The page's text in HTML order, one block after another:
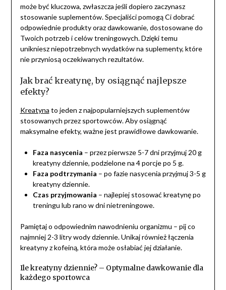
może być kluczowa, zwłaszcza jeśli dopiero zaczynasz
stosowanie suplementów. Specjaliści pomogą Ci dobrać
odpowiednie produkty oraz dawkowanie, dostosowane do
Twoich potrzeb i celów treningowych. Dzięki temu
unikniesz niepotrzebnych wydatków na suplementy, które
nie przyniosą oczekiwanych rezultatów.
Jak brać kreatynę, by osiągnąć najlepsze
efekty?
Kreatyna to jeden z najpopularniejszych suplementów
stosowanych przez sportowców. Aby osiągnąć
maksymalne efekty, ważne jest prawidłowe dawkowanie.
Faza nasycenia – przez pierwsze 5-7 dni przyjmuj 20 g
kreatyny dziennie, podzielone na 4 porcje po 5 g.
Faza podtrzymania – po fazie nasycenia przyjmuj 3-5 g
kreatyny dziennie.
Czas przyjmowania – najlepiej stosować kreatynę po
treningu lub rano w dni nietreningowe.
Pamiętaj o odpowiednim nawodnieniu organizmu – pij co
najmniej 2-3 litry wody dziennie. Unikaj również łączenia
kreatyny z kofeiną, która może osłabiać jej działanie.
Ile kreatyny dziennie? – Optymalne dawkowanie dla
każdego sportowca